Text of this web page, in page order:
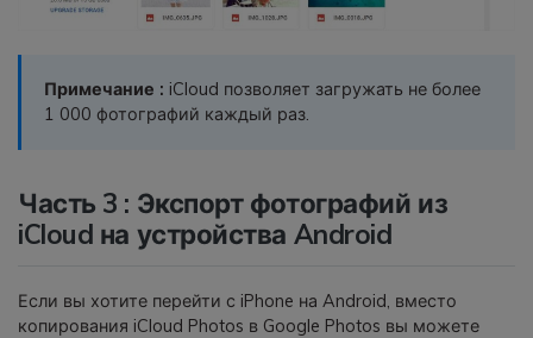
Примечание : iCloud позволяет загружать не более
1 000 фотографий каждый раз.
Часть 3 : Экспорт фотографий из
iCloud на устройства Android
Если вы хотите перейти с iPhone на Android, вместо
копирования iCloud Photos в Google Photos вы можете